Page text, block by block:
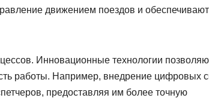
движением поездов и обеспечивают
Инновационные технологии
работы. Например, внедрение цифровых
предоставляя им более точную